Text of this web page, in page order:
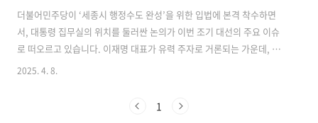
더불어민주당이 ‘세종시 행정수도 완성’을 위한 입법에 본격 착수하면
서, 대통령 집무실의 위치를 둘러싼 논의가 이번 조기 대선의 주요 이슈
로 떠오르고 있습니다. 이재명 대표가 유력 주자로 거론되는 가운데, 그
는 이미 지난 20대 대선에서 세종을 행정수도로 법률에 명문화하겠다고
확인됐습니다. 신행정수도법 재추진... 22년 만의 시도민주당 충청권 의
2025. 4. 8.
1